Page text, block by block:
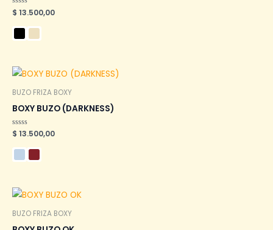
Valorado
en
0
de
5
$ 13.500,00
BUZO FRIZA BOXY
BOXY BUZO (DARKNESS)
Valorado
en
0
5
$ 13.500,00
BUZO FRIZA BOXY